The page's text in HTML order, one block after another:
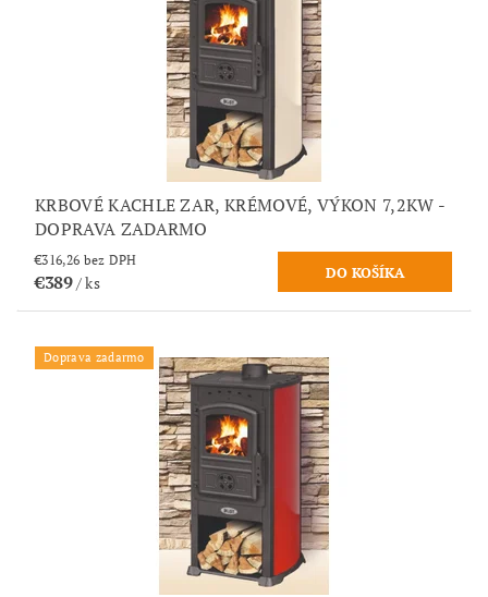
KRBOVÉ KACHLE ZAR, KRÉMOVÉ, VÝKON 7,2KW -
DOPRAVA ZADARMO
€316,26 bez DPH
€389/ ks
Doprava zadarmo